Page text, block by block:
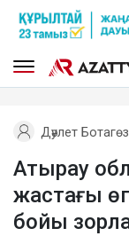
Дәулет Ботагөз
Атырау
жастағы
бойы